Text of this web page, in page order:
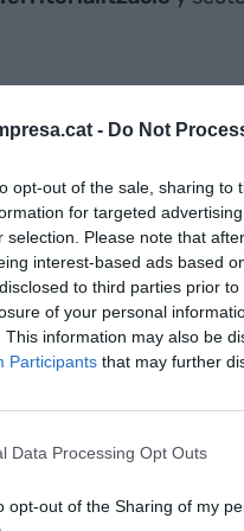
- Do Not
opt-out of the sale, sharing
for targeted
selection. Please note that
interest-based ads based
to third parties prior
of your personal
This information may also be
Participants that may further
Data Processing Opt Outs
opt-out of the Sharing of my
hará empeorar la
Partido Popular
de Política
este tipo de
qué, si la economía
si una empresa
salarios que los
términos parecidos
de Cataluña. "Si hay
pagar sueldos iguales